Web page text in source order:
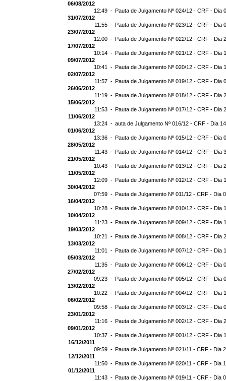
06/08/2012
12:49 - Pauta de Julgamento Nº 024/12 - CRF - Dia
31/07/2012
11:55 - Pauta de Julgamento Nº 023/12 - CRF - Dia
23/07/2012
12:00 - Pauta de Julgamento Nº 022/12 - CRF - Dia
17/07/2012
10:14 - Pauta de Julgamento Nº 021/12 - CRF - Dia
09/07/2012
10:41 - Pauta de Julgamento Nº 020/12 - CRF - Dia
02/07/2012
11:57 - Pauta de Julgamento Nº 019/12 - CRF - Dia
26/06/2012
11:19 - Pauta de Julgamento Nº 018/12 - CRF - Dia
15/06/2012
11:53 - Pauta de Julgamento Nº 017/12 - CRF - Dia
11/06/2012
13:24 - auta de Julgamento Nº 016/12 - CRF - Dia
01/06/2012
13:36 - Pauta de Julgamento Nº 015/12 - CRF - Dia
28/05/2012
11:43 - Pauta de Julgamento Nº 014/12 - CRF - Dia
21/05/2012
10:43 - Pauta de Julgamento Nº 013/12 - CRF - Dia
11/05/2012
12:09 - Pauta de Julgamento Nº 012/12 - CRF - Dia
30/04/2012
07:59 - Pauta de Julgamento Nº 011/12 - CRF - Dia
16/04/2012
10:28 - Pauta de Julgamento Nº 010/12 - CRF - Dia
10/04/2012
11:23 - Pauta de Julgamento Nº 009/12 - CRF - Dia
19/03/2012
10:21 - Pauta de Julgamento Nº 008/12 - CRF - Dia
13/03/2012
11:01 - Pauta de Julgamento Nº 007/12 - CRF - Dia
05/03/2012
11:35 - Pauta de Julgamento Nº 006/12 - CRF - Dia
27/02/2012
09:23 - Pauta de Julgamento Nº 005/12 - CRF - Dia
13/02/2012
10:22 - Pauta de Julgamento Nº 004/12 - CRF - Dia
06/02/2012
09:58 - Pauta de Julgamento Nº 003/12 - CRF - Dia
23/01/2012
11:16 - Pauta de Julgamento Nº 002/12 - CRF - Dia
09/01/2012
10:37 - Pauta de Julgamento Nº 001/12 - CRF - Dia
16/12/2011
09:59 - Pauta de Julgamento Nº 021/11 - CRF - Dia
12/12/2011
11:50 - Pauta de Julgamento Nº 020/11 - CRF - Dia
01/12/2011
11:43 - Pauta de Julgamento Nº 019/11 - CRF - Dia